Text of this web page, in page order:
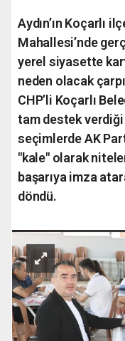
Aydın’ın Koçarlı
Mahallesi’nde
yerel siyasette
neden olacak
CHP’li Koçarlı
tam destek verdiği
seçimlerde AK
"kale" olarak
başarıya imza
döndü.